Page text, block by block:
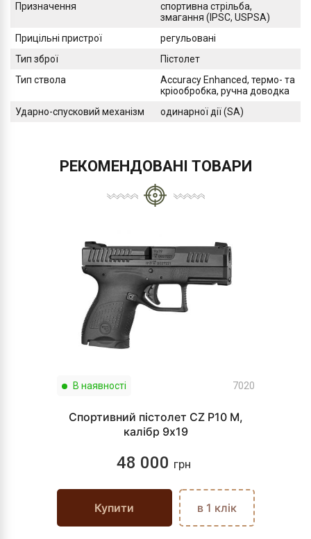
Призначення
спортивна стрільба,
змагання (IPSC, USPSA)
Прицільні пристрої
регульовані
Тип зброї
Пістолет
Тип ствола
Accuracy Enhanced, термо- та
кріообробка, ручна доводка
Ударно-спусковий механізм
одинарної дії (SA)
РЕКОМЕНДОВАНІ ТОВАРИ
В наявності 7020
Спортивний пістолет CZ P10 M,
калібр 9х19
48 000 грн
Купити в 1 клік